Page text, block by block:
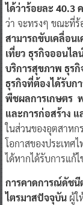
ได้ว่าร้อยละ 40.3
ว่า จะทรงๆ ขณะที่ร้
สามารถขับเคลื่อน
เที่ยว ธุรกิจออนไ
บริการสุขภาพ ธุร
ธุรกิจที่ต้องได้รับก
พืชผลการเกษตร
และการก่อสร้าง
ในส่วนของอุตสาหก
โอกาสของประเทศ
ได้หากได้รับการแก้
การคาดการณ์ดัชนี
ไตรมาสปัจจุบัน ผู้ใ